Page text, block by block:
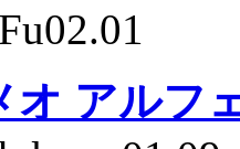
オ アルフ